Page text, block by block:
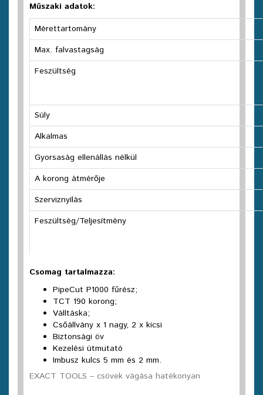
Műszaki adatok:
Mérettartomány
Max. falvastagság
Feszültség
Súly
Alkalmas
Gyorsaság ellenállás nélkül
A korong átmérője
Szerviznyílás
Feszültség/Teljesítmény
Csomag tartalmazza:
PipeCut P1000 fűrész;
TCT 190 korong;
Válltáska;
Csőállvány x 1 nagy, 2 x kicsi
Biztonsági öv
Kezelési útmutató
Imbusz kulcs 5 mm és 2 mm.
EXACT TOOLS – csövek vágása hatékonyan